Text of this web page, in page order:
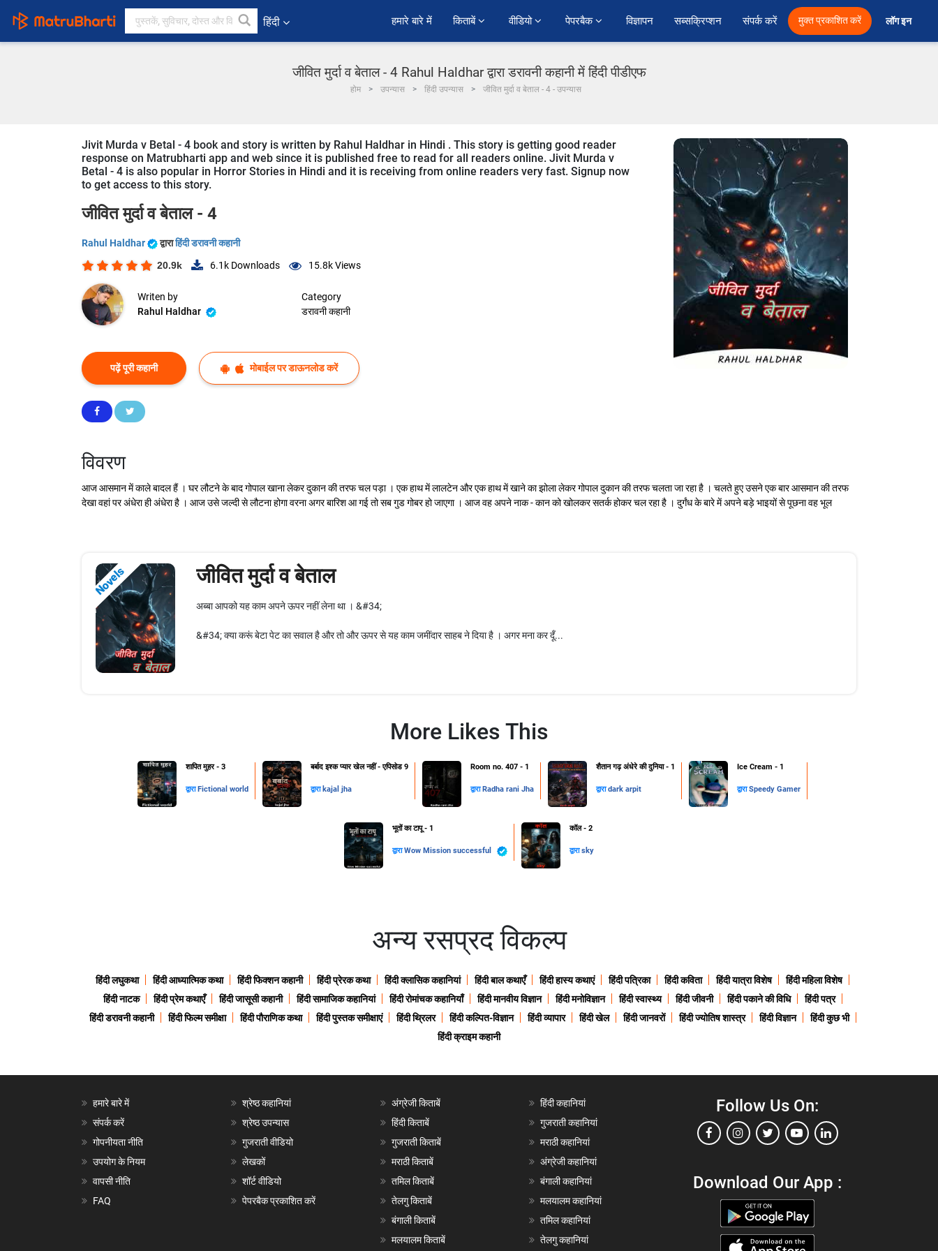
हिंदी हमारे बारे में किताबें वीडियो पेपरबैक विज्ञापन सब्सक्रिप्शन संपर्क करें मुक्त प्रकाशित करें लॉग इन
जीवित मुर्दा व बेताल - 4 Rahul Haldhar द्वारा डरावनी कहानी में हिंदी पीडीएफ
होम उपन्यास हिंदी उपन्यास जीवित मुर्दा व बेताल - 4 - उपन्यास
Jivit Murda v Betal - 4 book and story is written by Rahul Haldhar in Hindi . This story is getting good reader
response on Matrubharti app and web since it is published free to read for all readers online. Jivit Murda v
Betal - 4 is also popular in Horror Stories in Hindi and it is receiving from online readers very fast. Signup now
to get access to this story.
जीवित मुर्दा व बेताल - 4
Rahul Haldhar द्वाराहिंदी डरावनी कहानी
20.9k 6.1k Downloads 15.8kViews
Writen by
Rahul Haldhar
Category
डरावनी कहानी
पढ़ें पूरी कहानी मोबाईल पर डाऊनलोड करें
विवरण
आज आसमान में काले बादल हैं । घर लौटने के बाद गोपाल खाना लेकर दुकान की तरफ चल पड़ा । एक हाथ में लालटेन और एक हाथ में खाने का झोला लेकर गोपाल दुकान की तरफ चलता जा रहा है । चलते हुए उसने एक बार आसमान की तरफ
देखा वहां पर अंधेरा ही अंधेरा है । आज उसे जल्दी से लौटना होगा वरना अगर बारिश आ गई तो सब गुड गोबर हो जाएगा । आज वह अपने नाक - कान को खोलकर सतर्क होकर चल रहा है । दुर्गंध के बारे में अपने बड़े भाइयों से पूछना वह भूल
Novels जीवित मुर्दा व बेताल
अब्बा आपको यह काम अपने ऊपर नहीं लेना था । &#34;
&#34; क्या करूं बेटा पेट का सवाल है और तो और ऊपर से यह काम जमींदार साहब ने दिया है । अगर मना कर दूँ...
More Likes This
शापित मुहर - 3
द्वारा Fictional world
बर्बाद इश्क प्यार खेल नहीं - एपिसोड 9
द्वारा kajal jha
Room no. 407 - 1
द्वारा Radha rani Jha
शैतान गढ़ अंधेरे की दुनिया - 1
द्वाराdark arpit
Ice Cream - 1
द्वाराSpeedy Gamer
भूतों का टापू - 1
द्वाराWow Mission successful
कॉल - 2
द्वाराsky
अन्य रसप्रद विकल्प
हिंदी लघुकथा हिंदी आध्यात्मिक कथा हिंदी फिक्शन कहानी हिंदी प्रेरक कथा हिंदी क्लासिक कहानियां हिंदी बाल कथाएँ हिंदी हास्य कथाएं हिंदी पत्रिका हिंदी कविता हिंदी यात्रा विशेष
हिंदी महिला विशेष
हिंदी नाटक
हिंदी प्रेम कथाएँ हिंदी जासूसी कहानी हिंदी सामाजिक कहानियां हिंदी रोमांचक कहानियाँ हिंदी मानवीय विज्ञान हिंदी मनोविज्ञान हिंदी स्वास्थ्य हिंदी जीवनी हिंदी पकाने की विधि
हिंदी पत्र
हिंदी डरावनी कहानी
हिंदी फिल्म समीक्षा हिंदी पौराणिक कथा हिंदी पुस्तक समीक्षाएं हिंदी थ्रिलर हिंदी कल्पित-विज्ञान हिंदी व्यापार हिंदी खेल हिंदी जानवरों हिंदी ज्योतिष शास्त्र हिंदी विज्ञान
हिंदी कुछ भी
हिंदी क्राइम कहानी
हमारे बारे में
संपर्क करें
गोपनीयता नीति
उपयोग के नियम
वापसी नीति
FAQ
श्रेष्ठ कहानियां
श्रेष्ठ उपन्यास
गुजराती वीडियो
लेखकों
शॉर्ट वीडियो
पेपरबैक प्रकाशित करें
अंग्रेजी किताबें
हिंदी किताबें
गुजराती किताबें
मराठी किताबें
तमिल किताबें
तेलगु किताबें
बंगाली किताबें
मलयालम किताबें
हिंदी कहानियां
गुजराती कहानियां
मराठी कहानियां
अंग्रेजी कहानियां
बंगाली कहानियां
मलयालम कहानियां
तमिल कहानियां
तेलगु कहानियां
Follow Us On:
Download Our App :